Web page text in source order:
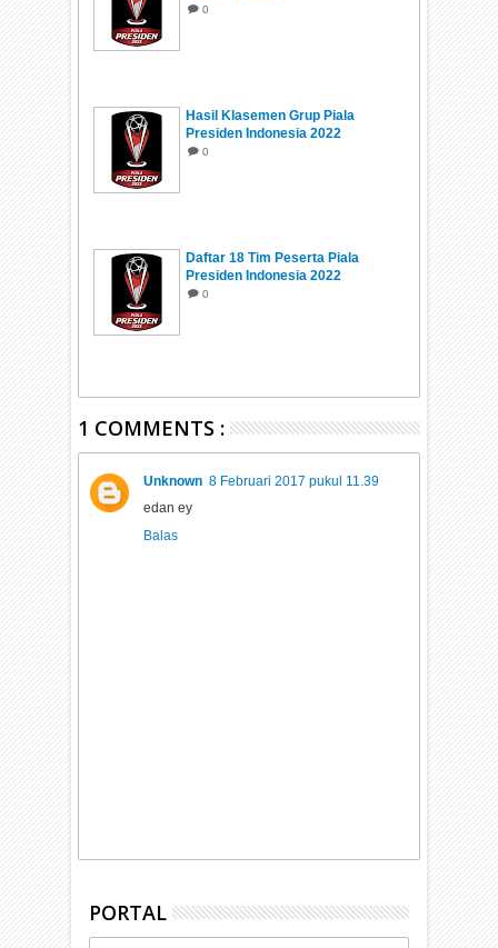
0
Hasil Klasemen Grup Piala
Presiden Indonesia 2022
0
Daftar 18 Tim Peserta Piala
Presiden Indonesia 2022
0
1 COMMENTS :
Unknown 8 Februari 2017 pukul 11.39
edan ey
Balas
PORTAL